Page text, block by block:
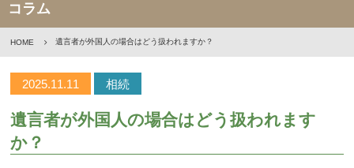
コラム
HOME 遺言者が外国人の場合はどう扱われますか？
2025.11.11 相続
遺言者が外国人の場合はどう扱われます
か？